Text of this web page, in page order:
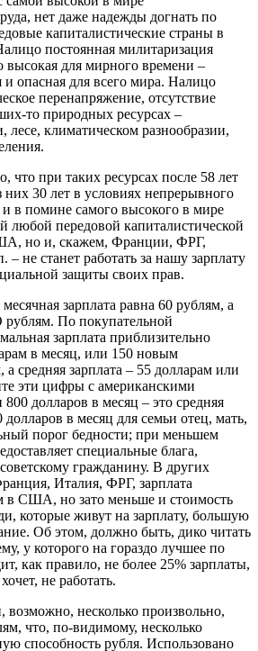
нет даже надежды догнать по
капиталистические страны в
постоянная милитаризация
высокая для мирного времени –
и опасная для всего мира. Налицо
перенапряжение, отсутствие
то природных ресурсах –
лесе, климатическом разнообразии,
что при таких ресурсах после 58 лет
них 30 лет в условиях непрерывного
в помине самого высокого в мире
любой передовой капиталистической
но и, скажем, Франции, ФРГ,
не станет работать за нашу зарплату
защиты своих прав.
зарплата равна 60 рублям, а
рублям. По покупательной
зарплата приблизительно
в месяц, или 150 новым
средняя зарплата – 55 долларам или
эти цифры с американскими
долларов в месяц – это средняя
долларов в месяц для семьи отец, мать,
порог бедности; при меньшем
специальные блага,
гражданину. В других
Италия, ФРГ, зарплата
в США, но зато меньше и стоимость
которые живут на зарплату, большую
Об этом, должно быть, дико читать
у которого на гораздо лучшее по
как правило, не более 25% зарплаты,
не работать.
несколько произвольно,
что, по-видимому, несколько
способность рубля. Использовано